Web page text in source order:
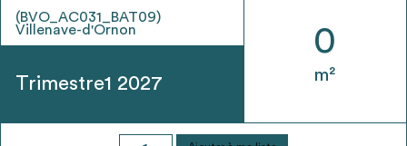
(BVO_AC031_BAT09)
Villenave-d'Ornon
Trimestre1 2027
0
m²